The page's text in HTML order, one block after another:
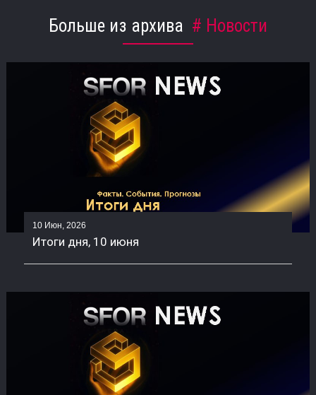
Больше из архива Новости
10 Июн, 2026
Итоги дня, 10 июня